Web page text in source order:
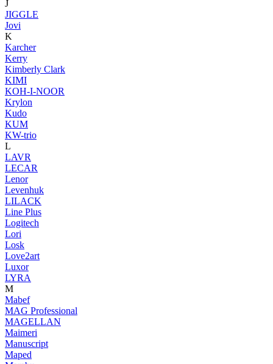
J
JIGGLE
Jovi
K
Karcher
Kerry
Kimberly Clark
KIMI
KOH-I-NOOR
Krylon
Kudo
KUM
KW-trio
L
LAVR
LECAR
Lenor
Levenhuk
LILACK
Line Plus
Logitech
Lori
Losk
Love2art
Luxor
LYRA
M
Mabef
MAG Professional
MAGELLAN
Maimeri
Manuscript
Maped